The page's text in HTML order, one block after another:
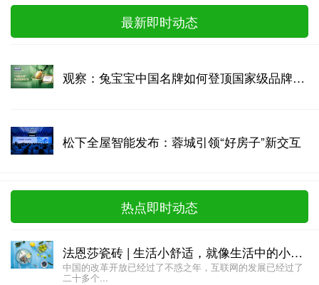
最新即时动态
观察：兔宝宝中国名牌如何登顶国家级品牌战略高地！
松下全屋智能发布：蓉城引领“好房子”新交互
热点即时动态
法恩莎瓷砖 | 生活小舒适，就像生活中的小确幸!
中国的改革开放已经过了不惑之年，互联网的发展已经过了
二十多个...